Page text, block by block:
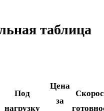
таблица
Под
нагрузку
Цена
за